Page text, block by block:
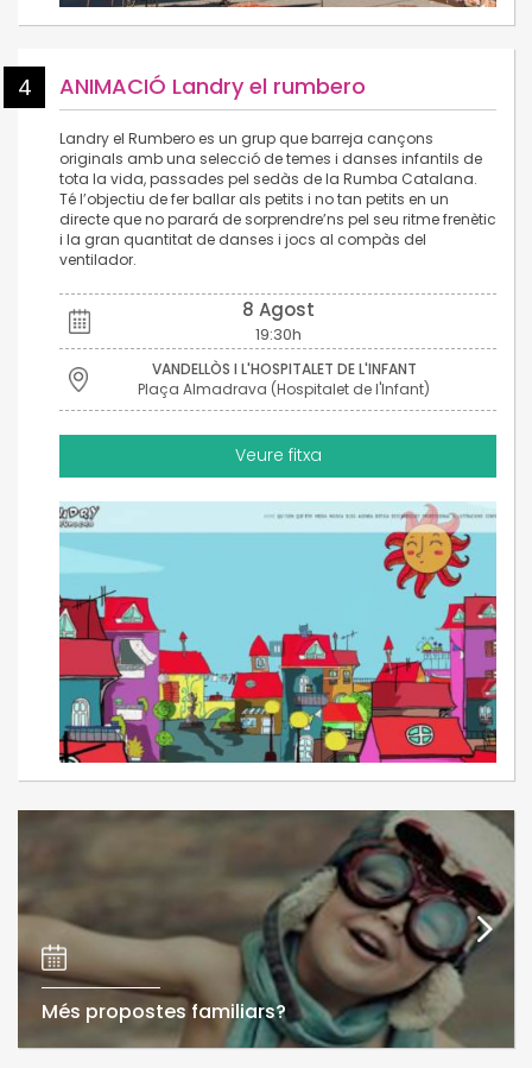
4 ANIMACIÓ Landry el rumbero
Landry el Rumbero es un grup que barreja cançons
originals amb una selecció de temes i danses infantils de
tota la vida, passades pel sedàs de la Rumba Catalana.
Té l’objectiu de fer ballar als petits i no tan petits en un
directe que no parará de sorprendre’ns pel seu ritme frenètic
i la gran quantitat de danses i jocs al compàs del
ventilador.
8 Agost
19:30h
VANDELLÒS I L'HOSPITALET DE L'INFANT
Plaça Almadrava (Hospitalet de l'Infant)
Veure fitxa
Més propostes familiars?